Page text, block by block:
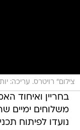
צילום" רויטרס. עריכה:
בחריין ואיחוד
משלוחים ימיים
נועדו לפיתוח